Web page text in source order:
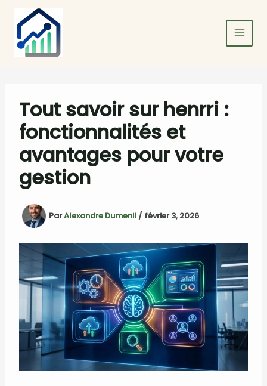
contenu
Tout savoir sur henrri :
fonctionnalités et
avantages pour votre
gestion
ParAlexandre Dumenil / février 3, 2026